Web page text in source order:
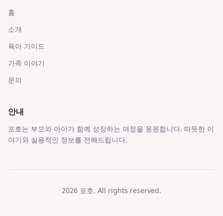
홈
소개
육아 가이드
가족 이야기
문의
안내
포호는 부모와 아이가 함께 성장하는 여정을 응원합니다. 따뜻한 이
야기와 실용적인 정보를 전해드립니다.
2026 포호. All rights reserved.